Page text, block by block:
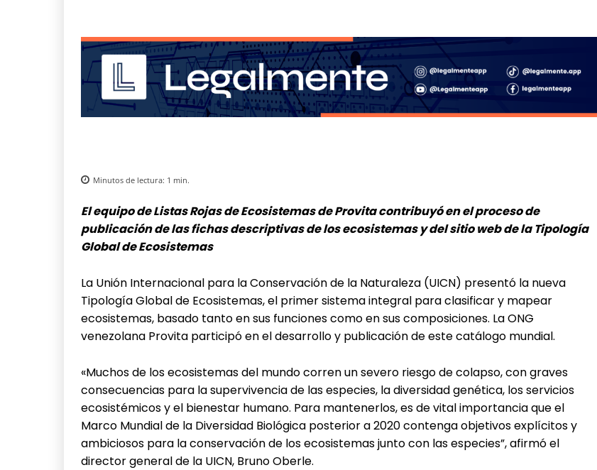
Minutos de lectura: 1 min.
El equipo de Listas Rojas de Ecosistemas de Provita contribuyó en el proceso de
publicación de las fichas descriptivas de los ecosistemas y del sitio web de la Tipología
Global de Ecosistemas
La Unión Internacional para la Conservación de la Naturaleza (UICN) presentó la nueva
Tipología Global de Ecosistemas, el primer sistema integral para clasificar y mapear
ecosistemas, basado tanto en sus funciones como en sus composiciones. La ONG
venezolana Provita participó en el desarrollo y publicación de este catálogo mundial.
«Muchos de los ecosistemas del mundo corren un severo riesgo de colapso, con graves
consecuencias para la supervivencia de las especies, la diversidad genética, los servicios
ecosistémicos y el bienestar humano. Para mantenerlos, es de vital importancia que el
Marco Mundial de la Diversidad Biológica posterior a 2020 contenga objetivos explícitos y
ambiciosos para la conservación de los ecosistemas junto con las especies”, afirmó el
director general de la UICN, Bruno Oberle.